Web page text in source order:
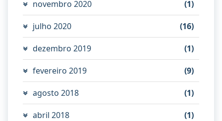
novembro 2020 (1)
julho 2020 (16)
dezembro 2019 (1)
fevereiro 2019 (9)
agosto 2018 (1)
abril 2018 (1)